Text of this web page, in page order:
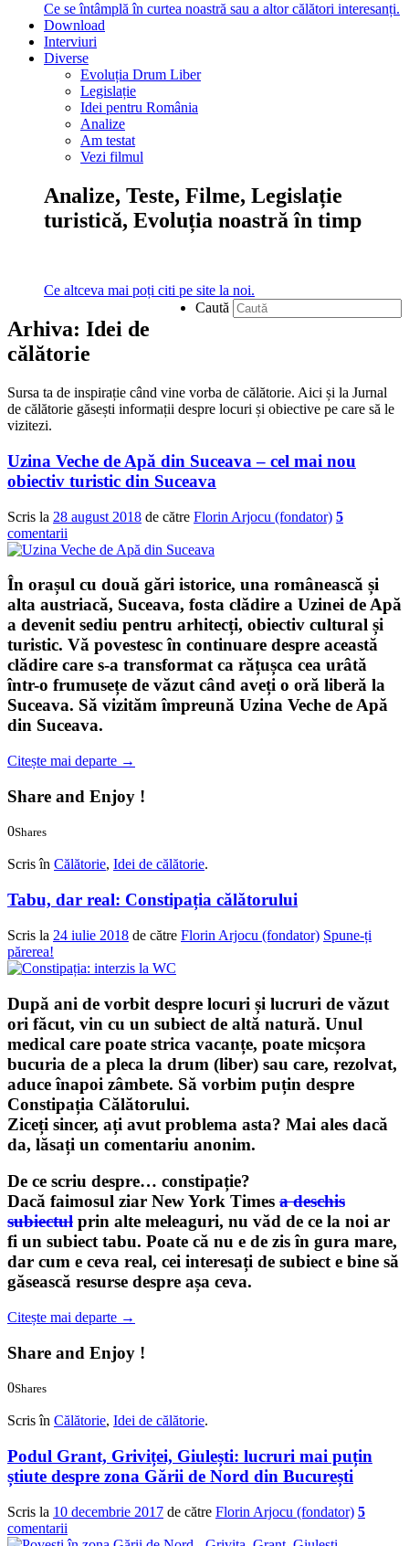
Ce se întâmplă în curtea noastră sau a altor călători interesanți.
Download
Interviuri
Diverse
Evoluția Drum Liber
Legislație
Idei pentru România
Analize
Am testat
Vezi filmul
Analize, Teste, Filme, Legislație
turistică, Evoluția noastră în timp
Ce altceva mai poți citi pe site la noi.
Caută
Arhiva: Idei de
călătorie
Sursa ta de inspirație când vine vorba de călătorie. Aici și la Jurnal
de călătorie găsești informații despre locuri și obiective pe care să le
vizitezi.
Uzina Veche de Apă din Suceava – cel mai nou
obiectiv turistic din Suceava
Scris la 28 august 2018 de către Florin Arjocu (fondator) 5
comentarii
În orașul cu două gări istorice, una românească și
alta austriacă, Suceava, fosta clădire a Uzinei de Apă
a devenit sediu pentru arhitecți, obiectiv cultural și
turistic. Vă povestesc în continuare despre această
clădire care s-a transformat ca rățușca cea urâtă
într-o frumusețe de văzut când aveți o oră liberă la
Suceava. Să vizităm împreună Uzina Veche de Apă
din Suceava.
Citește mai departe →
Share and Enjoy !
0Shares
Scris în Călătorie, Idei de călătorie.
Tabu, dar real: Constipația călătorului
Scris la 24 iulie 2018 de către Florin Arjocu (fondator) Spune-ți
părerea!
După ani de vorbit despre locuri și lucruri de văzut
ori făcut, vin cu un subiect de altă natură. Unul
medical care poate strica vacanțe, poate micșora
bucuria de a pleca la drum (liber) sau care, rezolvat,
aduce înapoi zâmbete. Să vorbim puțin despre
Constipația Călătorului.
Ziceți sincer, ați avut problema asta? Mai ales dacă
da, lăsați un comentariu anonim.
De ce scriu despre… constipație?
Dacă faimosul ziar New York Times a deschis
subiectul prin alte meleaguri, nu văd de ce la noi ar
fi un subiect tabu. Poate că nu e de zis în gura mare,
dar cum e ceva real, cei interesați de subiect e bine să
găsească resurse despre așa ceva.
Citește mai departe →
Share and Enjoy !
0Shares
Scris în Călătorie, Idei de călătorie.
Podul Grant, Griviței, Giulești: lucruri mai puțin
știute despre zona Gării de Nord din București
Scris la 10 decembrie 2017 de către Florin Arjocu (fondator) 5
comentarii